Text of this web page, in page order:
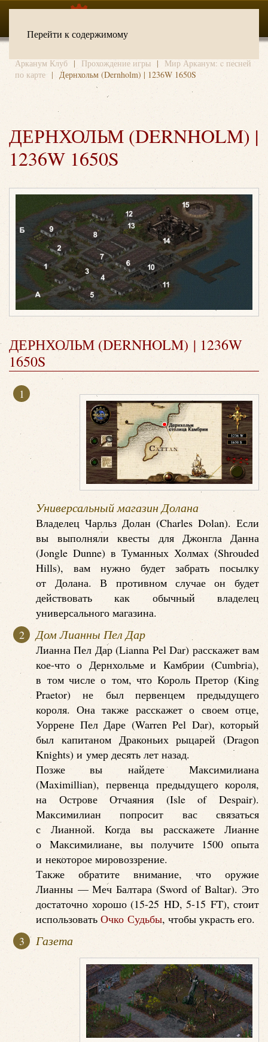
Перейти к содержимому
Арканум Клуб Прохождение игры
Мир Арканум: c песней
по карте
Дернхольм (Dernholm) | 1236W 1650S
ДЕРНХОЛЬМ (DERNHOLM) |
1236W 1650S
ДЕРНХОЛЬМ (DERNHOLM) | 1236W
1650S
Универсальный магазин Долана
Владелец Чарльз Долан (Charles Dolan). Если
вы выполняли квесты для Джонгла Данна
(Jongle Dunne) в Туманных Холмах (Shrouded
Hills), вам нужно будет забрать посылку
от Долана. В противном случае он будет
действовать как обычный владелец
универсального магазина.
Дом Лианны Пел Дар
Лианна Пел Дар (Lianna Pel Dar) расскажет вам
кое-что о Дернхольме и Камбрии (Cumbria),
в том числе о том, что Король Претор (King
Praetor) не был первенцем предыдущего
короля. Она также расскажет о своем отце,
Уоррене Пел Даре (Warren Pel Dar), который
был капитаном Драконьих рыцарей (Dragon
Knights) и умер десять лет назад.
Позже вы найдете Максимилиана
(Maximillian), первенца предыдущего короля,
на Острове Отчаяния (Isle of Despair).
Максимилиан попросит вас связаться
с Лианной. Когда вы расскажете Лианне
о Максимилиане, вы получите 1500 опыта
и некоторое мировоззрение.
Также обратите внимание, что оружие
Лианны — Меч Балтара (Sword of Baltar). Это
достаточно хорошо (15-25 HD, 5-15 FT), стоит
использовать Очко Судьбы, чтобы украсть его.
Газета